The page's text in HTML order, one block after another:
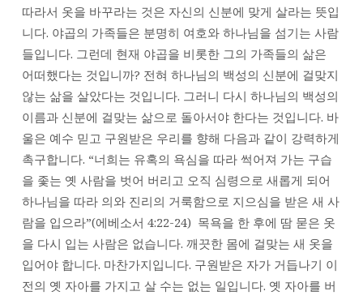
따라서 옷을 바꾸라는 것은 자신의 신분에 맞게 살라는 뜻입
니다. 야곱의 가족들은 분명히 여호와 하나님을 섬기는 사람
들입니다. 그런데 현재 야곱을 비롯한 그의 가족들의 삶은
어떠했다는 것입니까? 전혀 하나님의 백성의 신분에 걸맞지
않는 삶을 살았다는 것입니다. 그러니 다시 하나님의 백성의
이름과 신분에 걸맞는 삶으로 돌아서야 한다는 것입니다. 바
울은 예수 믿고 구원받은 우리를 향해 다음과 같이 강력하게
촉구합니다. “너희는 유혹의 욕심을 따라 썩어져 가는 구습
을 좇는 옛 사람을 벗어 버리고 오직 심령으로 새롭게 되어
하나님을 따라 의와 진리의 거룩함으로 지으심을 받은 새 사
람을 입으라”(에베소서 4:22-24) 목욕을 한 후에 땀 묻은 옷
을 다시 입는 사람은 없습니다. 깨끗한 몸에 걸맞는 새 옷을
입어야 합니다. 마찬가지입니다. 구원받은 자가 거듭나기 이
전의 옛 자아를 가지고 살 수는 없는 일입니다. 옛 자아를 버